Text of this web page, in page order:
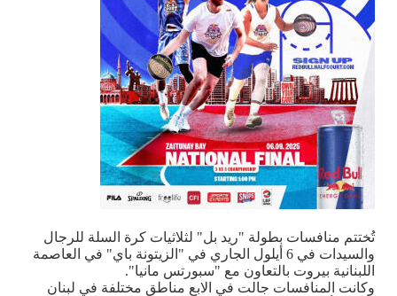
تُختتم منافسات بطولة "ريد بل" لثلاثيات كرة السلة للرجال
والسيدات في 6 أيلول الجاري في "الزيتونة باي" في العاصمة
اللبنانية بيروت بالتعاون مع "سبورتس مانيا".
وكانت المنافسات جالت في الابع مناطق مختلفة في لبنان